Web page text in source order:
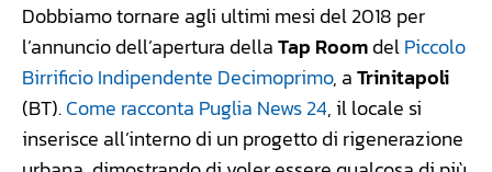
Dobbiamo tornare agli ultimi mesi del 2018 per
l’annuncio dell’apertura dellaTap RoomdelPiccolo
Birrificio Indipendente Decimoprimo, aTrinitapoli
(BT).Come racconta Puglia News 24, il locale si
inserisce all’interno di un progetto di rigenerazione